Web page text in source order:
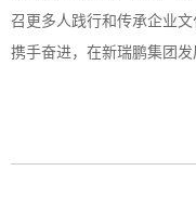
召更多人践行和传承企业
携手奋进，在新瑞鹏集团发